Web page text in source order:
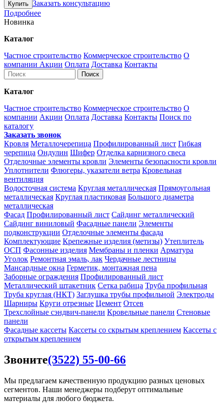
Заказать консультацию
Подробнее
Новинка
Каталог
Частное строительство Коммерческое строительство О
компании Акции Оплата Доставка Контакты
Каталог
Частное строительство Коммерческое строительство О
компании Акции Оплата Доставка Контакты Поиск по
каталогу
Заказать звонок
Кровля Металлочерепица Профилированный лист Гибкая
черепица Ондулин Шифер Отделка карнизного свеса
Отделочные элементы кровли Элементы безопасности кровли
Уплотнители Флюгеры, указатели ветра Кровельная
вентиляция
Водосточная система Круглая металлическая Прямоугольная
металлическая Круглая пластиковая Большого диаметра
металлическая
Фасад Профилированный лист Сайдинг металлический
Сайдинг виниловый Фасадные панели Элементы
подконструкции Отделочные элементы фасада
Комплектующие Крепежные изделия (метизы) Утеплитель
ОСП Фасонные изделия Мембраны и пленки Арматура
Уголок Ремонтная эмаль, лак Чердачные лестницы
Мансардные окна Герметик, монтажная пена
Заборные ограждения Профилированный лист
Металлический штакетник Сетка рабица Труба профильная
Труба круглая (НКТ) Заглушка трубы профильной Электроды
Шарниры Круги отрезные Цемент Отсев
Трехслойные сэндвич-панели Кровельные панели Стеновые
панели
Фасадные кассеты Кассеты со скрытым креплением Кассеты с
открытым креплением
Звоните(3522) 55-00-66
Мы предлагаем качественную продукцию разных ценовых
сегментов. Наши менеджеры подберут оптимальные
материалы для любого бюджета.